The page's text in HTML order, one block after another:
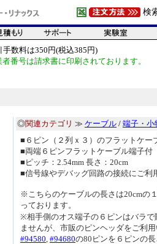
検
数料は350円(税込385円)
番号は請求書に印刷されております。
◎関連カテゴリ ≫ ケーブル / 端子・小
■６ピン（２列ｘ３）のフラットケー
■両端６ピンフラットケーブル端子付
■ピッチ：2.54mm 長さ：20cm
■信号線やデバッグ回路の接続にご利
※こちらのケーブルの長さは20cmの
っております。
※相手側のオス端子の６ピンはバラで
ませんが、市販のピンヘッダをご利用
#94580, #94680の80ピンを６ピンの